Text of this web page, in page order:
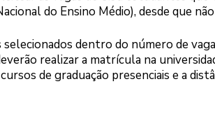
do Ensino Médio), desde que
selecionados dentro do número de
realizar a matrícula na
de graduação presenciais e a